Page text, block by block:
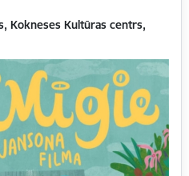
Kokneses Kultūras centrs,